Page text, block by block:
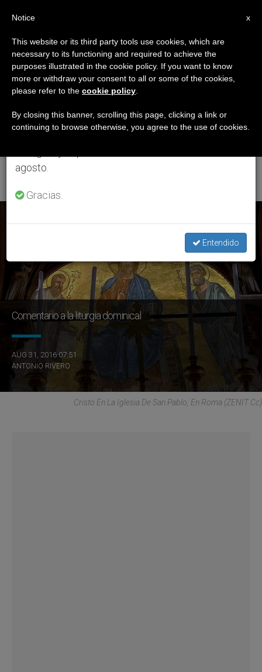
ETIQUETA
Posts Tagged
‘Vigésimo Tercer
Domingo Del Tiempo
Comentario a la liturgia dominical
AUG 31, 2016 07:51
ANTONIO RIVERO
Cristo En La Iglesia De San Pablo, En Roma (ZENIT Cc)
×
Aviso importante
Del 27 de julio al 7 de agosto haremos la pausa
anual, aprovechando que en el periodo de verano
se generan menos informaciones y también el
agosto.
Gracias.
Entendido
x
Notice
This website or its third party tools use cookies, which are
necessary to its functioning and required to achieve the
purposes illustrated in the cookie policy. If you want to know
more or withdraw your consent to all or some of the cookies,
please refer to the cookie policy
By closing this banner, scrolling this page, clicking a link or
continuing to browse otherwise, you agree to the use of cookies.